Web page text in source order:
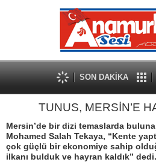
SON DAKİKA
TUNUS, MERSİN’E
Mersin’de bir dizi temaslarda
Mohamed Salah Tekaya, “Kente
çok güçlü bir ekonomiye sahip
ilkanı bulduk ve hayran kaldık” dedi.